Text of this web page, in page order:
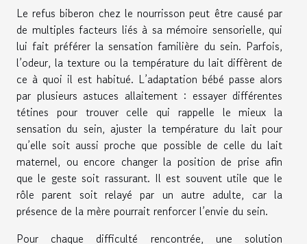
Le refus biberon chez le nourrisson peut être causé par
de multiples facteurs liés à sa mémoire sensorielle, qui
lui fait préférer la sensation familière du sein. Parfois,
l’odeur, la texture ou la température du lait diffèrent de
ce à quoi il est habitué. L’adaptation bébé passe alors
par plusieurs astuces allaitement : essayer différentes
tétines pour trouver celle qui rappelle le mieux la
sensation du sein, ajuster la température du lait pour
qu’elle soit aussi proche que possible de celle du lait
maternel, ou encore changer la position de prise afin
que le geste soit rassurant. Il est souvent utile que le
rôle parent soit relayé par un autre adulte, car la
présence de la mère pourrait renforcer l’envie du sein.
Pour chaque difficulté rencontrée, une solution